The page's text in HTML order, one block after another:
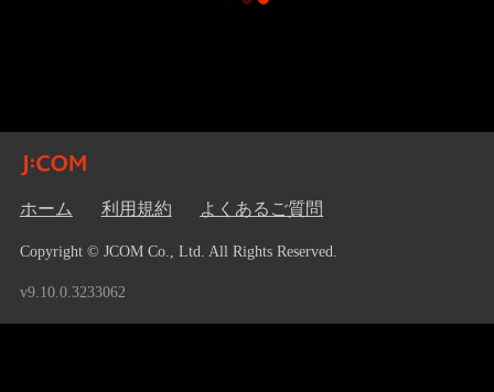
ホーム 利用規約 よくあるご質問
Copyright © JCOM Co., Ltd. All Rights Reserved.
v9.10.0.3233062